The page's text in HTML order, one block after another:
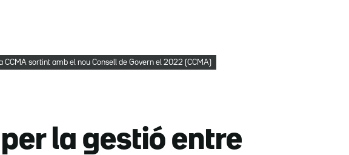
CCMA sortint amb el nou Consell de Govern el 2022 (CCMA)
la gestió entre